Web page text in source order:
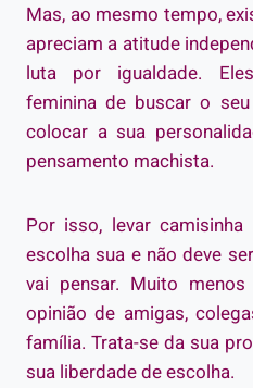
Mas, ao mesmo tempo,
apreciam a atitude
luta por igualdade.
feminina de buscar o
colocar a sua
pensamento machista.
Por isso, levar
escolha sua e não deve
vai pensar. Muito
opinião de amigas,
família. Trata-se da sua
sua liberdade de escolha.